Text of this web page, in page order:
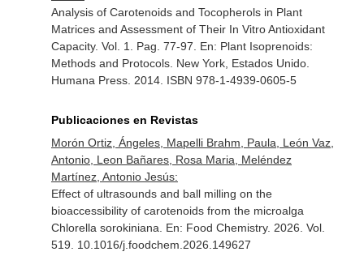
Analysis of Carotenoids and Tocopherols in Plant
Matrices and Assessment of Their In Vitro Antioxidant
Capacity. Vol. 1. Pag. 77-97. En: Plant Isoprenoids:
Methods and Protocols. New York, Estados Unido.
Humana Press. 2014. ISBN 978-1-4939-0605-5
Publicaciones en Revistas
Morón Ortiz, Ángeles, Mapelli Brahm, Paula, León Vaz,
Antonio, Leon Bañares, Rosa Maria, Meléndez
Martínez, Antonio Jesús:
Effect of ultrasounds and ball milling on the
bioaccessibility of carotenoids from the microalga
Chlorella sorokiniana. En: Food Chemistry. 2026. Vol.
519. 10.1016/j.foodchem.2026.149627